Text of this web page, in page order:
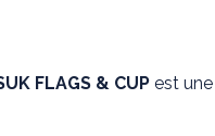
FLAGS & CUPest une